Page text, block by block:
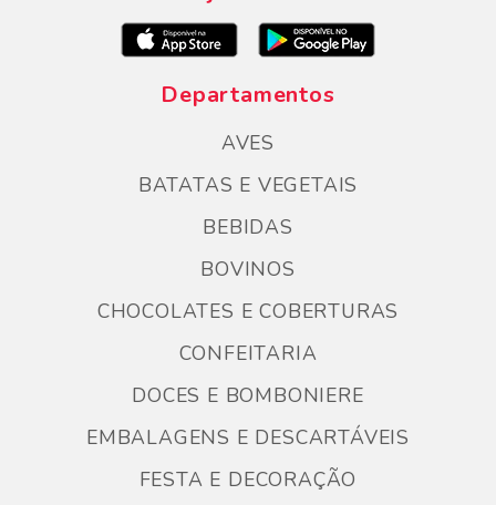
Departamentos
AVES
BATATAS E VEGETAIS
BEBIDAS
BOVINOS
CHOCOLATES E COBERTURAS
CONFEITARIA
DOCES E BOMBONIERE
EMBALAGENS E DESCARTÁVEIS
FESTA E DECORAÇÃO